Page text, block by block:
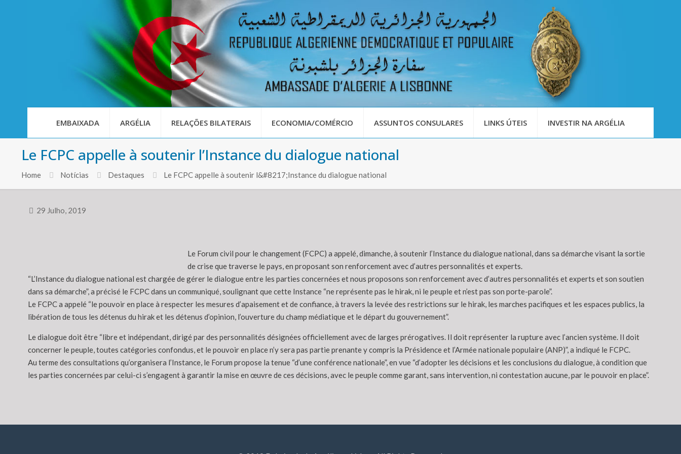
EMBAIXADA ARGÉLIA RELAÇÕES BILATERAIS ECONOMIA/COMÉRCIO ASSUNTOS CONSULARES LINKS ÚTEIS INVESTIR NA ARGÉLIA
Le FCPC appelle à soutenir l’Instance du dialogue national
Home Notícias Destaques Le FCPC appelle à soutenir l&#8217;Instance du dialogue national
29 Julho, 2019
Le Forum civil pour le changement (FCPC) a appelé, dimanche, à soutenir l’Instance du dialogue national, dans sa démarche visant la sortie
de crise que traverse le pays, en proposant son renforcement avec d’autres personnalités et experts.
“L’Instance du dialogue national est chargée de gérer le dialogue entre les parties concernées et nous proposons son renforcement avec d’autres personnalités et experts et son soutien
dans sa démarche”, a précisé le FCPC dans un communiqué, soulignant que cette Instance “ne représente pas le hirak, ni le peuple et n’est pas son porte-parole”.
Le FCPC a appelé “le pouvoir en place à respecter les mesures d’apaisement et de confiance, à travers la levée des restrictions sur le hirak, les marches pacifiques et les espaces publics, la
libération de tous les détenus du hirak et les détenus d’opinion, l’ouverture du champ médiatique et le départ du gouvernement”.
Le dialogue doit être “libre et indépendant, dirigé par des personnalités désignées officiellement avec de larges prérogatives. Il doit représenter la rupture avec l’ancien système. Il doit
concerner le peuple, toutes catégories confondus, et le pouvoir en place n’y sera pas partie prenante y compris la Présidence et l’Armée nationale populaire (ANP)”, a indiqué le FCPC.
Au terme des consultations qu’organisera l’Instance, le Forum propose la tenue “d’une conférence nationale”, en vue “d’adopter les décisions et les conclusions du dialogue, à condition que
les parties concernées par celui-ci s’engagent à garantir la mise en œuvre de ces décisions, avec le peuple comme garant, sans intervention, ni contestation aucune, par le pouvoir en place”.